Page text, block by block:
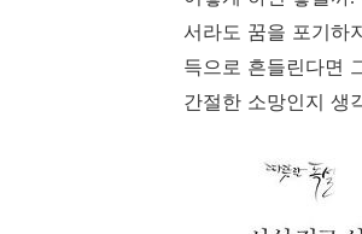
서라도 꿈을 포기하
득으로 흔들린다면
간절한 소망인지 생